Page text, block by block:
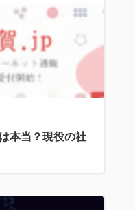
本当？現役の社